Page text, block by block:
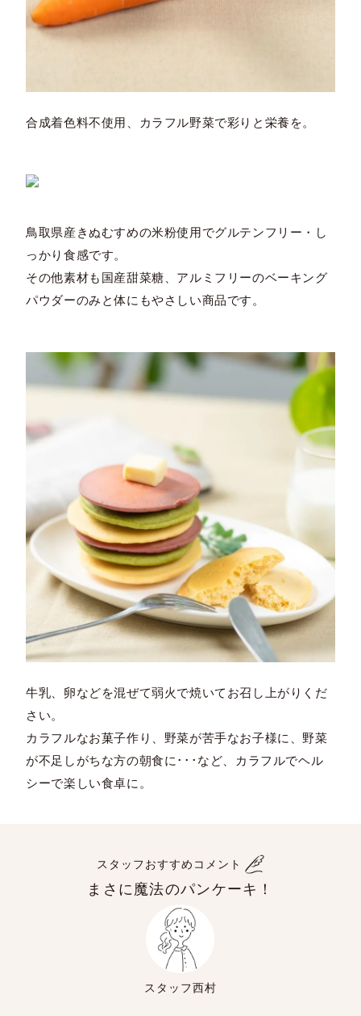
合成着色料不使用、カラフル野菜で彩りと栄養を。
鳥取県産きぬむすめの米粉使用でグルテンフリー・し
っかり食感です。
その他素材も国産甜菜糖、アルミフリーのベーキング
パウダーのみと体にもやさしい商品です。
牛乳、卵などを混ぜて弱火で焼いてお召し上がりくだ
さい。
カラフルなお菓子作り、野菜が苦手なお子様に、野菜
が不足しがちな方の朝食に･･･など、カラフルでヘル
シーで楽しい食卓に。
スタッフおすすめコメント
まさに魔法のパンケーキ！
スタッフ西村